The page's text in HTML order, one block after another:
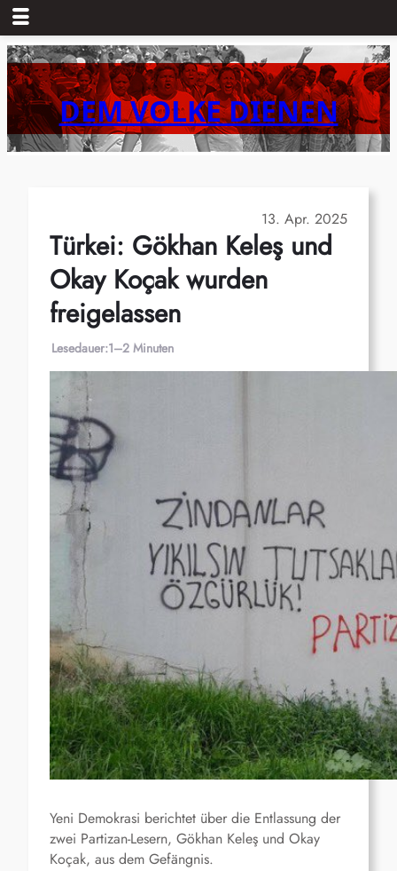
Zum
Inhalt
springenDEM VOLKE DIENEN
13. Apr. 2025
Türkei: Gökhan Keleş und
Okay Koçak wurden
freigelassen
Lesedauer:1–2 Minuten
Yeni Demokrasi berichtet über die Entlassung der
zwei Partizan-Lesern, Gökhan Keleş und Okay
Koçak, aus dem Gefängnis.